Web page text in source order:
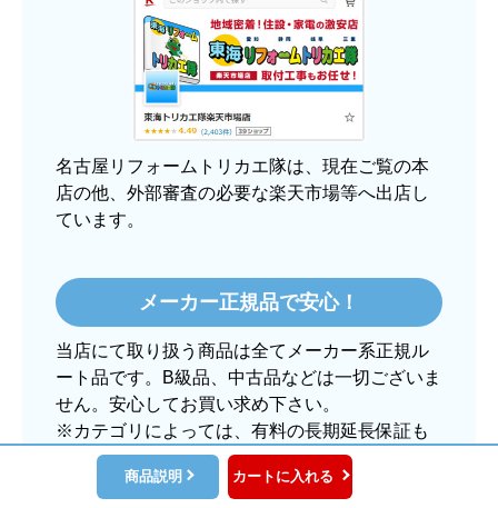
【その他感想・コメント】
大手ネットショップよりも結構安いところで買う
のは不安でしたが、発送もかなり早くて、梱包も
丁寧でした。
2025年12月24日 21:44
欲しい商品をスムーズに注文できましたか？
はい
ショップからの連絡や対応は適切でしたか？
はい
予定の期日までに商品が届きましたか？
はい
名古屋リフォームトリカエ隊は、現在ご覧の本
店の他、外部審査の必要な楽天市場等へ出店し
ています。
メーカー正規品で安心！
当店にて取り扱う商品は全てメーカー系正規ル
ート品です。B級品、中古品などは一切ございま
せん。安心してお買い求め下さい。
※カテゴリによっては、有料の長期延長保証も
当店では別途ご用意できます。
商品説明 カートに入れる